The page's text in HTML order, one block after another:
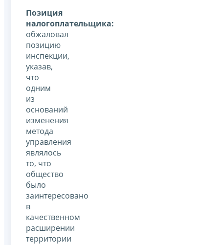
Позиция
налогоплательщика:
обжаловал
позицию
инспекции,
указав,
что
одним
из
оснований
изменения
метода
управления
являлось
то, что
общество
было
заинтересовано
в
качественном
расширении
территории